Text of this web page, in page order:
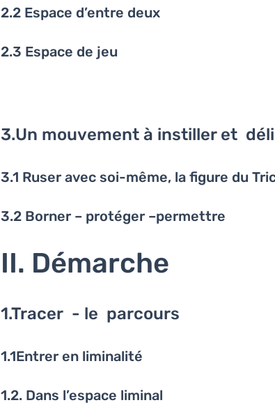
2.2 Espace d’entre deux
2.3 Espace de jeu
3.Un mouvement à instiller et
3.1 Ruser avec soi-même, la figure du
3.2 Borner – protéger –permettre
II. Démarche
1.Tracer - le parcours
1.1Entrer en liminalité
1.2. Dans l’espace liminal